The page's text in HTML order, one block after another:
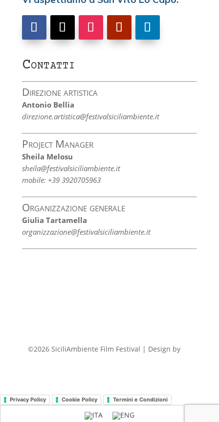
Contatti
Direzione artistica
Antonio Bellia
direzione.artistica@festivalsiciliambiente.it
Project Manager
Sheila Melosu
sheila@festivalsiciliambiente.it
mobile: +39 3920705963
Organizzazione generale
Giulia Tartamella
organizzazione@festivalsiciliambiente.it
©2026 SiciliAmbiente Film Festival | Design by
Privacy Policy Cookie Policy Termini e Condizioni